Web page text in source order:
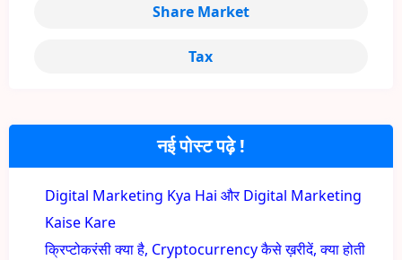
नई पोस्ट पढ़े !
Digital Marketing Kya Hai और Digital Marketing
Kaise Kare
क्रिप्टोकरंसी क्या है, Cryptocurrency कैसे ख़रीदें, क्या होती
Share Market
Tax